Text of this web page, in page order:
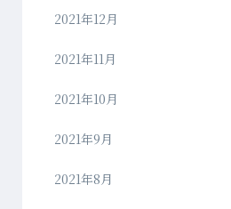
2021年12月
2021年11月
2021年10月
2021年9月
2021年8月